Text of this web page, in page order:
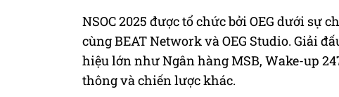
NSOC 2025 được tổ chức bởi OEG dưới sự
cùng BEAT Network và OEG Studio. Giải
hiệu lớn như Ngân hàng MSB, Wake-up
thông và chiến lược khác.